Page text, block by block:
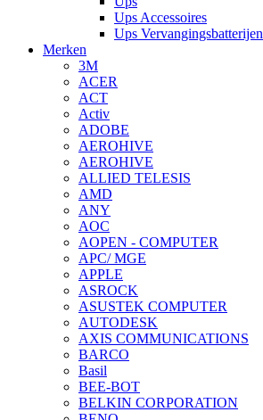
Ups Accessoires
Ups Vervangingsbatterijen
Merken
3M
ACER
ACT
Activ
ADOBE
AEROHIVE
AEROHIVE
ALLIED TELESIS
AMD
ANY
AOC
AOPEN - COMPUTER
APC/ MGE
APPLE
ASROCK
ASUSTEK COMPUTER
AUTODESK
AXIS COMMUNICATIONS
BARCO
Basil
BEE-BOT
BELKIN CORPORATION